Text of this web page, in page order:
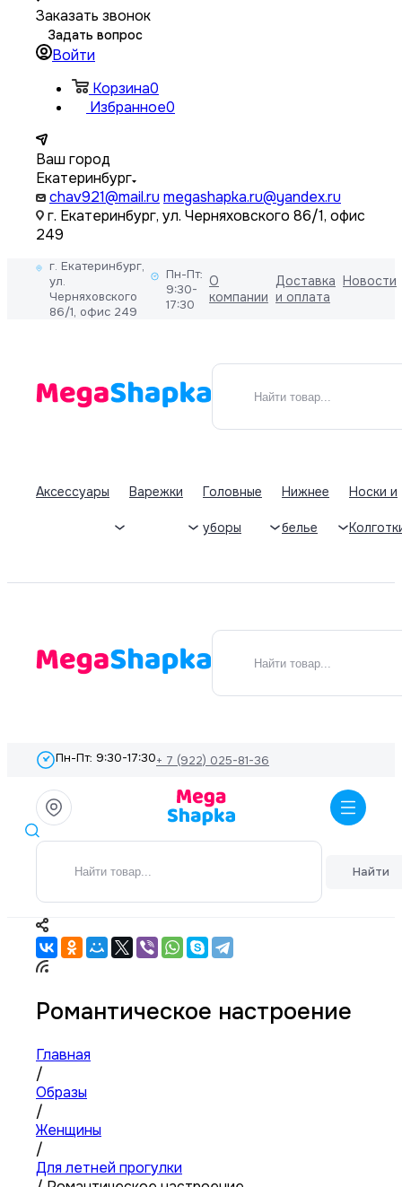
Заказать звонок
Задать вопрос
Войти
Корзина0
Избранное0
Ваш город
Екатеринбург
chav921@mail.ru megashapka.ru@yandex.ru
г. Екатеринбург, ул. Черняховского 86/1, офис
249
г. Екатеринбург,
ул.
Черняховского
86/1, офис 249
Пн-Пт:
9:30-
17:30
О
компании
Доставка
и оплата
Новости
Аксессуары Варежки Головные
уборы
Нижнее
белье
Носки и
Пн-Пт: 9:30-17:30+ 7 (922) 025-81-36
Найти
Романтическое настроение
Главная
/
Образы
/
Женщины
/
Для летней прогулки